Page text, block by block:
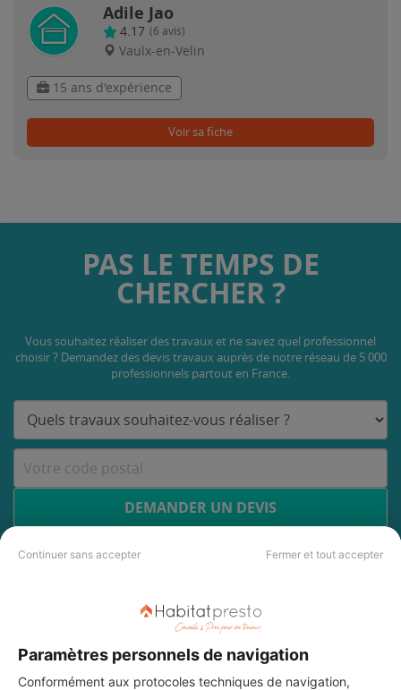
Continuer sans accepter Fermer et tout accepter
Paramètres personnels de navigation
Conformément aux protocoles techniques de navigation,
Adile Jao
4.17 (6 avis)
Vaulx-en-Velin
15 ans d'expérience
Voir sa fiche
PAS LE TEMPS DE
CHERCHER ?
Vous souhaitez réaliser des travaux et ne savez quel professionnel
choisir ? Demandez des devis travaux auprès de notre réseau de 5 000
professionnels partout en France.
DEMANDER UN DEVIS
Les 4 autres Menuisiers pour
vos travaux à Anse